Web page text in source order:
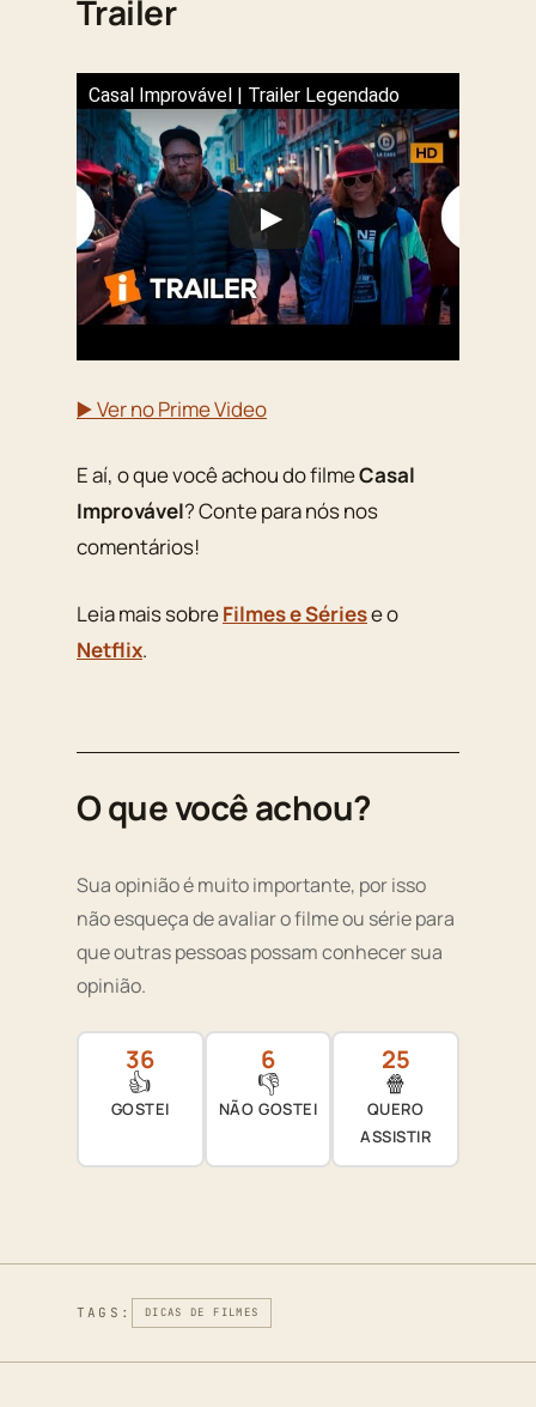
Trailer
Casal Improvável | Trailer Legendado
▶️ Ver no Prime Video
E aí, o que você achou do filmeCasal
Improvável? Conte para nós nos
comentários!
Leia mais sobreFilmes e Sériese o
Netflix.
O que você achou?
Sua opinião é muito importante, por isso
não esqueça de avaliar o filme ou série para
que outras pessoas possam conhecer sua
opinião.
36
👍
GOSTEI
6
👎
NÃO GOSTEI
25
🍿
QUERO
ASSISTIR
TAGS: DICAS DE FILMES